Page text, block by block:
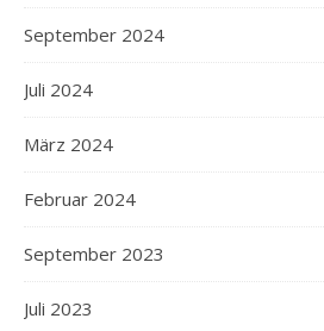
September 2024
Juli 2024
März 2024
Februar 2024
September 2023
Juli 2023